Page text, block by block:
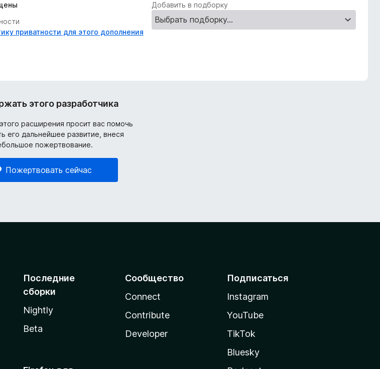
приватности для этого дополнения
Добавить в подборку
этого разработчика
расширения просит вас помочь
его дальнейшее развитие, внеся
пожертвование.
Пожертвовать сейчас
Последние
сборки
Nightly
Beta
Сообщество
Connect
Contribute
Developer
Подписаться
Instagram
YouTube
TikTok
Bluesky